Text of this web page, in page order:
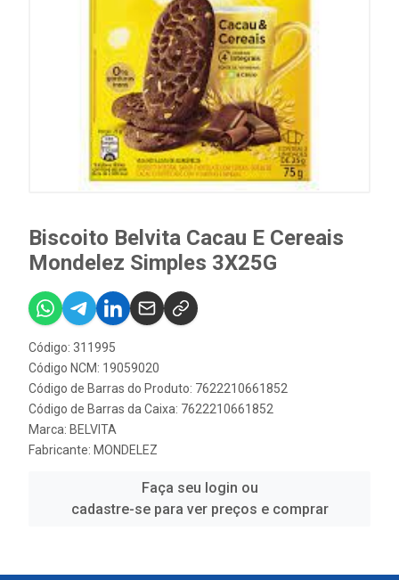
Biscoito Belvita Cacau E Cereais
Mondelez Simples 3X25G
Código: 311995
Código NCM: 19059020
Código de Barras do Produto: 7622210661852
Código de Barras da Caixa: 7622210661852
Marca: BELVITA
Fabricante: MONDELEZ
Faça seu login ou
cadastre-se para ver preços e comprar